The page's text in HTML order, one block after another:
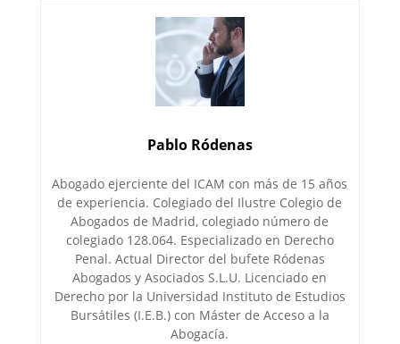
Pablo Ródenas
Abogado ejerciente del ICAM con más de 15 años
de experiencia. Colegiado del Ilustre Colegio de
Abogados de Madrid, colegiado número de
colegiado 128.064. Especializado en Derecho
Penal. Actual Director del bufete Ródenas
Abogados y Asociados S.L.U. Licenciado en
Derecho por la Universidad Instituto de Estudios
Bursátiles (I.E.B.) con Máster de Acceso a la
Abogacía.